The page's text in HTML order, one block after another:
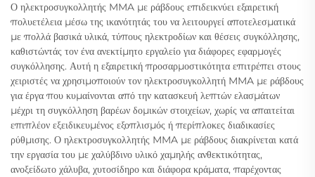
Ο ηλεκτροσυγκολλητής MMA με ράβδους επιδεικνύει εξαιρετική
πολυετέλεια μέσω της ικανότητάς του να λειτουργεί αποτελεσματικά
με πολλά βασικά υλικά, τύπους ηλεκτροδίων και θέσεις συγκόλλησης,
καθιστώντάς τον ένα ανεκτίμητο εργαλείο για διάφορες εφαρμογές
συγκόλλησης. Αυτή η εξαιρετική προσαρμοστικότητα επιτρέπει στους
χειριστές να χρησιμοποιούν τον ηλεκτροσυγκολλητή MMA με ράβδους
για έργα που κυμαίνονται από την κατασκευή λεπτών ελασμάτων
μέχρι τη συγκόλληση βαρέων δομικών στοιχείων, χωρίς να απαιτείται
επιπλέον εξειδικευμένος εξοπλισμός ή περίπλοκες διαδικασίες
ρύθμισης. Ο ηλεκτροσυγκολλητής MMA με ράβδους διακρίνεται κατά
την εργασία του με χαλύβδινο υλικό χαμηλής ανθεκτικότητας,
ανοξείδωτο χάλυβα, χυτοσίδηρο και διάφορα κράματα, παρέχοντας